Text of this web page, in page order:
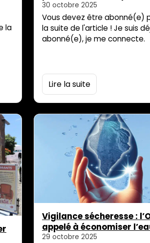
la
usages
30 octobre 2025
Vous devez être abonné(e)
la suite de l'article ! Je suis
abonné(e), je me connecte.
Lire la suite
Vigilance sécheresse :
appelé à économiser
29 octobre 2025